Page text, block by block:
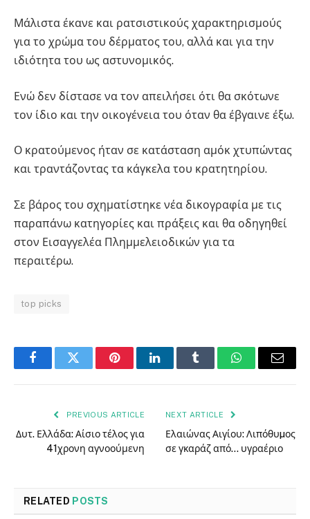
Μάλιστα έκανε και ρατσιστικούς χαρακτηρισμούς
για το χρώμα του δέρματος του, αλλά και για την
ιδιότητα του ως αστυνομικός.
Ενώ δεν δίστασε να τον απειλήσει ότι θα σκότωνε
τον ίδιο και την οικογένεια του όταν θα έβγαινε έξω.
Ο κρατούμενος ήταν σε κατάσταση αμόκ χτυπώντας
και τραντάζοντας τα κάγκελα του κρατητηρίου.
Σε βάρος του σχηματίστηκε νέα δικογραφία με τις
παραπάνω κατηγορίες και πράξεις και θα οδηγηθεί
στον Εισαγγελέα Πλημμελειοδικών για τα
περαιτέρω.
top picks
FacebookTwitter PinterestLinkedInTumblr WhatsAppEmail
PREVIOUS ARTICLE
Δυτ. Ελλάδα: Αίσιο τέλος για
41χρονη αγνοούμενη
NEXT ARTICLE
Ελαιώνας Αιγίου: Λιπόθυµος
σε γκαράζ από… υγραέριο
RELATED POSTS